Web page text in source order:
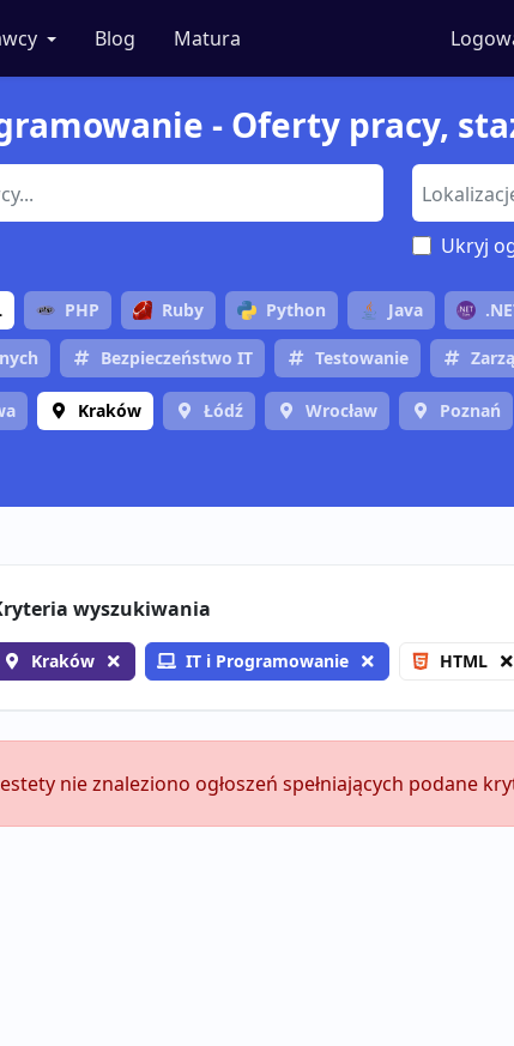
Blog Matura
- Oferty pracy,
Ukryj
PHP Ruby Python Java
Bezpieczeństwo IT Testowanie
Kraków Łódź Wrocław Poznań
wyszukiwania
Kraków IT i Programowanie HTML
nie znaleziono ogłoszeń spełniających podane